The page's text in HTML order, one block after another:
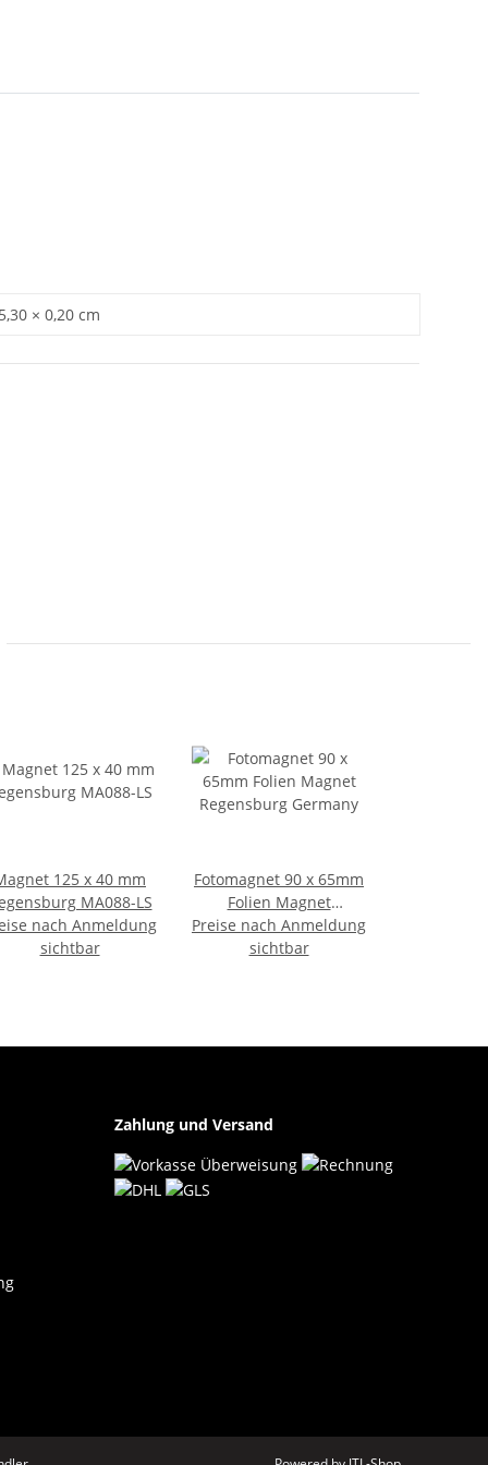
× 0,20 cm
125 x 40 mm
MA088-LS
nach Anmeldung
sichtbar
Fotomagnet 90 x 65mm
Folien Magnet
Regensburg Germany
Preise nach Anmeldung
sichtbar
Zahlung und Versand